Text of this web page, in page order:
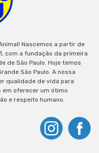
Nascemos a partir de
com a fundação da primeira
de São Paulo. Hoje temos
São Paulo. A nossa
qualidade de vida para
em oferecer um ótimo
e respeito humano.